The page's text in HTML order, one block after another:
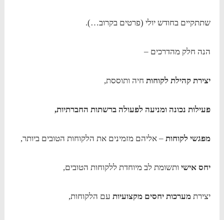
שתתקיים בחודש יולי (פרטים בקרוב…).
הנה חלק מהדרכים –
יצירת קהילת לקוחות חיה ותוססת,
פעילות נכונה ומניעה לפעולה ברשתות החברתיות,
מפגשי לקוחות – אליהם מזמינים את הלקוחות הטובים ביותר,
יחס אישי ותשומת לב מיוחדת ללקוחות הטובים,
יצירתמערכות יחסים מקצועיות עם הלקוחות,